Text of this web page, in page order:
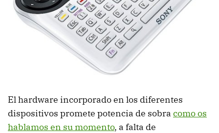
El hardware incorporado en los diferentes
dispositivos promete potencia de sobra como os
hablamos en su momento, a falta de